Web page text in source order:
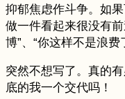
抑郁焦虑作斗争。如
做一件看起来很没有
博”、“你这样不是浪
突然不想写了。真的
底的我一个交代吗！